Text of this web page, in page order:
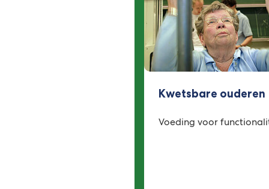
Kwetsbare ouderen
Voeding voor